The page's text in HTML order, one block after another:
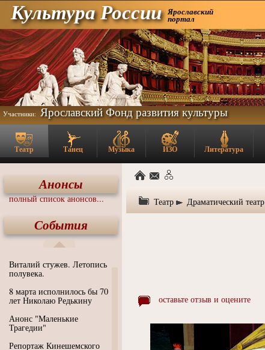
Культура России Ярославский
портал
Участники: Ярославский Фонд развития культуры
Театр Танец Музыка ИЗО Литература
Анонсы
полный список анонсов...
События
Виталий стужев. Летопись
полувека.
8 марта исполнилось бы 70
лет Николаю Редькину
Анонс "Маленькие
Трагедии"
Репортаж Кинешемского
Театр Драматический театр
оставьте отзыв и оцените